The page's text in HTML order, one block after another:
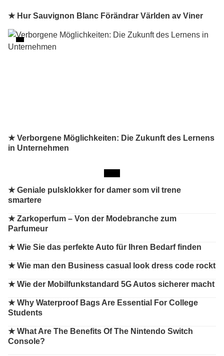
★ Hur Sauvignon Blanc Förändrar Världen av Viner
★ Verborgene Möglichkeiten: Die Zukunft des Lernens
in Unternehmen
★Geniale pulsklokker for damer som vil trene
smartere
★Zarkoperfum – Von der Modebranche zum
Parfumeur
★Wie Sie das perfekte Auto für Ihren Bedarf finden
★Wie man den Business casual look dress code rockt
★Wie der Mobilfunkstandard 5G Autos sicherer macht
★Why Waterproof Bags Are Essential For College
Students
★What Are The Benefits Of The Nintendo Switch
Console?